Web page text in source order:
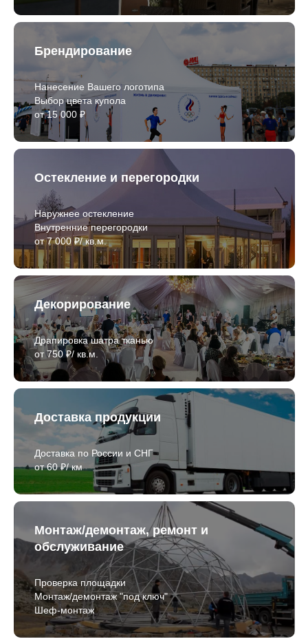
Брендирование
Нанесение Вашего логотипа
Выбор цвета купола
от 15 000 ₽
Остекление и перегородки
Наружнее остекление
Внутренние перегородки
от 7 000 ₽/ кв.м.
Декорирование
Драпировка шатра тканью
от 750 ₽/ кв.м.
Доставка продукции
Доставка по России и СНГ
от 60 ₽/ км
Монтаж/демонтаж, ремонт и
обслуживание
Проверка площадки
Монтаж/демонтаж "под ключ"
Шеф-монтаж